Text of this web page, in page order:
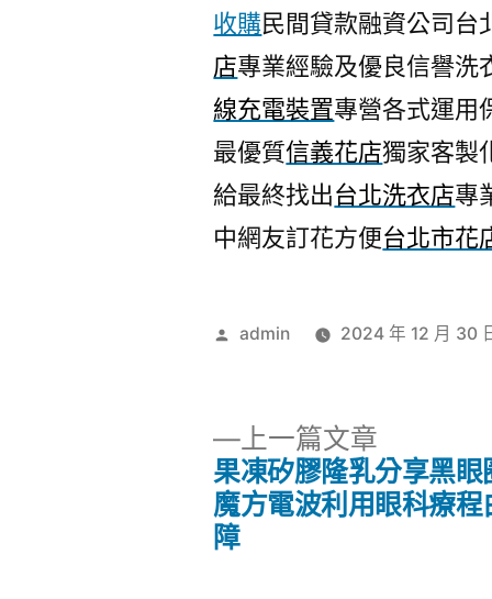
收購民間貸款融資公司台
店專業經驗及優良信譽洗
線充電裝置專營各式運用
最優質信義花店獨家客製
給最終找出台北洗衣店專
中網友訂花方便台北市花
作
admin 2024 年 12 月 30
上一篇文章
一
篇
果凍矽膠隆乳分享黑眼
魔方電波利用眼科療程
障